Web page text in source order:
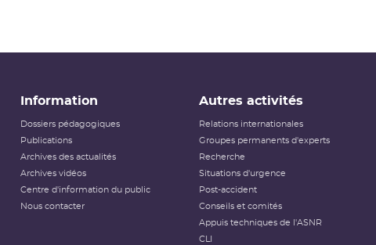
Information
Dossiers pédagogiques
Publications
Archives des actualités
Archives vidéos
Centre d'information du public
Nous contacter
Autres activités
Relations internationales
Groupes permanents d'experts
Recherche
Situations d'urgence
Post-accident
Conseils et comités
Appuis techniques de l'ASNR
CLI